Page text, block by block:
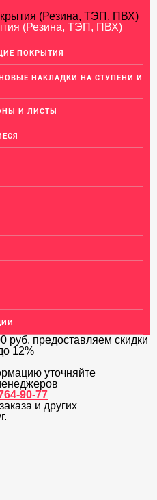
(Резина, ТЭП, ПВХ)
(Резина, ТЭП, ПВХ)
ПОКРЫТИЯ
НАКЛАДКИ НА СТУПЕНИ И
И ЛИСТЫ
руб. предоставляем скидки
12%
уточняйте
90-77
и других